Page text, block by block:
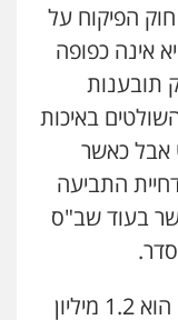
חוק הפיקוח על
אינה כפופה
תובענות
השולטים באיכות
אבל כאשר
התביעה
בעוד שב"ס
עלות ההסדר שסילק את התביעה הוא 1.2 מיליון